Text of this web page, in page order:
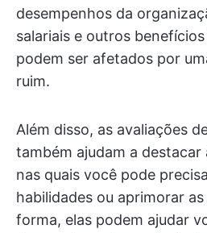
desempenhos da
salariais e outros
podem ser afetados por
ruim.
Além disso, as avaliações
também ajudam a destacar
nas quais você pode
habilidades ou aprimorar
forma, elas podem ajudar